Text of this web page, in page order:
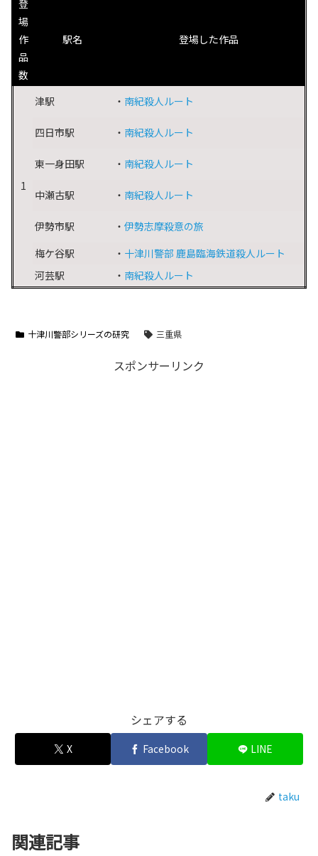
登
場
作
品
数
駅名 登場した作品
1
津駅 ・ 南紀殺人ルート
四日市駅 ・ 南紀殺人ルート
東一身田駅 ・ 南紀殺人ルート
中瀬古駅 ・ 南紀殺人ルート
伊勢市駅 ・ 伊勢志摩殺意の旅
梅ケ谷駅
・ 十津川警部 鹿島臨海鉄道殺人ルート
河芸駅
・ 南紀殺人ルート
十津川警部シリーズの研究 三重県
スポンサーリンク
シェアする
X Facebook LINE
taku
関連記事